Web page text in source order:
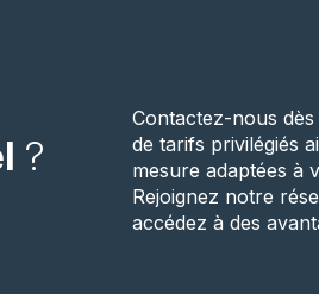
?
Contactez-nous
de tarifs privilégiés
mesure adaptées à
Rejoignez notre
accédez à des